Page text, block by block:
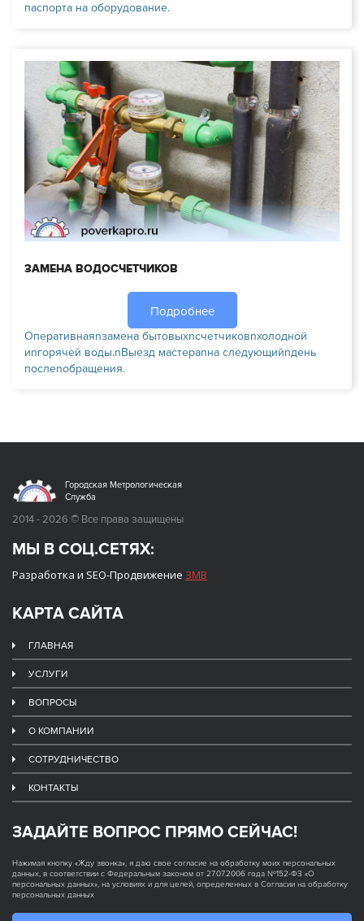
паспорта на оборудование.
ЗАМЕНА ВОДОСЧЕТЧИКОВ
Подробнее
Оперативнаяnзамена бытовыхnсчетчиковnхолодной
иnгорячей воды.nВыезд мастераnна следующийnдень
послеnобращения.
Городская Метрологическая
Служба
2014 - 2026 © Все права защищены
МЫ В СОЦ.СЕТЯХ:
Разработка и SEO-Продвижение ЗМВ
КАРТА САЙТА
ГЛАВНАЯ
УСЛУГИ
ВОПРОСЫ
О КОМПАНИИ
СОТРУДНИЧЕСТВО
КОНТАКТЫ
ЗАДАЙТЕ ВОПРОС ПРЯМО СЕЙЧАС!
Нажимая кнопку «Жду звонка», я даю свое согласие на обработку моих персональных
данных, в соответствии с Федеральным законом от 27.07.2006 года №152-ФЗ «О
персональных данных», на условиях и для целей, определенных в Согласии на обработку
персональных данных